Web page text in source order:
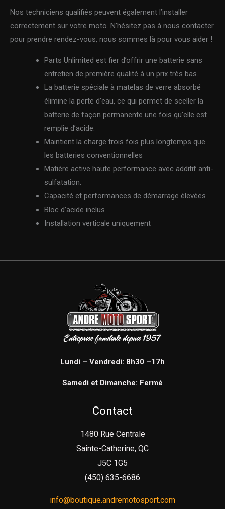
Nos techniciens qualifiés peuvent également l’installer
correctement sur votre moto. N’hésitez pas à nous contacter
pour prendre rendez-vous, nous sommes là pour vous aider !
Parts Unlimited est fier d’offrir une batterie sans
entretien de première qualité à un prix très bas.
La batterie spéciale à matelas de verre absorbé
élimine la perte d’eau, ce qui permet de sceller la
batterie de façon permanente une fois qu’elle est
remplie d’acide.
Maintient la charge trois fois plus longtemps que
les batteries conventionnelles
Matière active haute performance avec additif anti-
sulfatation.
Capacité et performances de démarrage élevées
Bloc d’acide inclus
Installation verticale uniquement
Lundi – Vendredi: 8h30 –17h
Samedi et Dimanche: Fermé
Contact
1480 Rue Centrale
Sainte-Catherine, QC
J5C 1G5
(450) 635-6686
info@boutique.andremotosport.com